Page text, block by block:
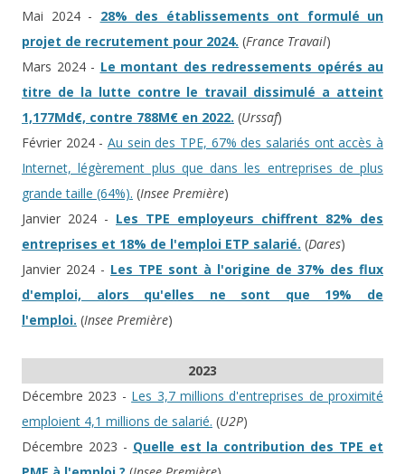
Mai 2024 - 28% des établissements ont formulé un
projet de recrutement pour 2024. (France Travail)
Mars 2024 - Le montant des redressements opérés au
titre de la lutte contre le travail dissimulé a atteint
1,177Md€, contre 788M€ en 2022. (Urssaf)
Février 2024 - Au sein des TPE, 67% des salariés ont accès à
Internet, légèrement plus que dans les entreprises de plus
grande taille (64%). (Insee Première)
Janvier 2024 - Les TPE employeurs chiffrent 82% des
entreprises et 18% de l'emploi ETP salarié. (Dares)
Janvier 2024 - Les TPE sont à l'origine de 37% des flux
d'emploi, alors qu'elles ne sont que 19% de
l'emploi. (Insee Première)
2023
Décembre 2023 - Les 3,7 millions d'entreprises de proximité
emploient 4,1 millions de salarié. (U2P)
Décembre 2023 - Quelle est la contribution des TPE et